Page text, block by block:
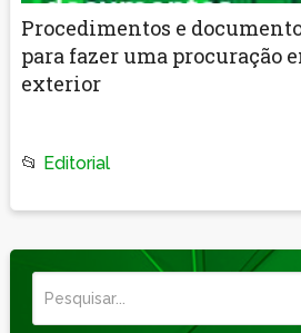
Procedimentos e
para fazer uma procuração
exterior
📂 Editorial